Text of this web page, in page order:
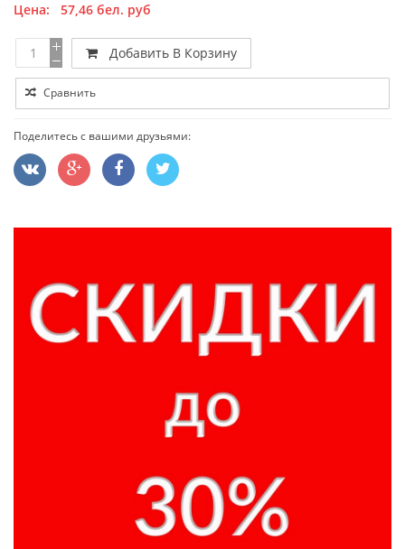
Цена: 57,46 бел. руб
Добавить В Корзину
Сравнить
Поделитесь с вашими друзьями: